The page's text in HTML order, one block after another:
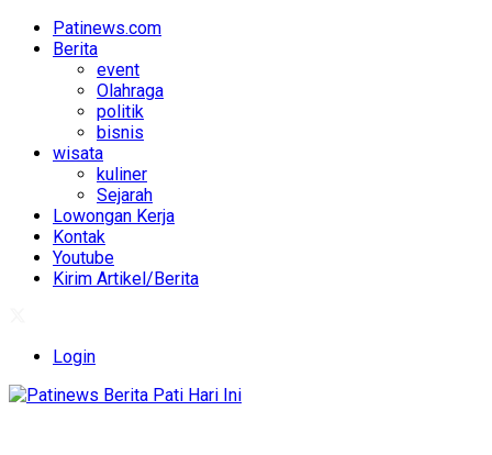
Patinews.com
Berita
event
Olahraga
politik
bisnis
wisata
kuliner
Sejarah
Lowongan Kerja
Kontak
Youtube
Kirim Artikel/Berita
Login